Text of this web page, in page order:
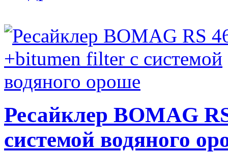
Ресайклер BOMAG
системой водяного